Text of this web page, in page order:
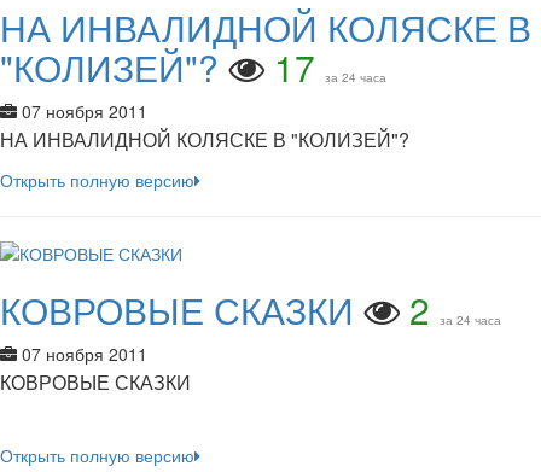
НА ИНВАЛИДНОЙ КОЛЯСКЕ В
"КОЛИЗЕЙ"? 17 за 24 часа
07 ноября 2011
НА ИНВАЛИДНОЙ КОЛЯСКЕ В "КОЛИЗЕЙ"?
Открыть полную версию
КОВРОВЫЕ СКАЗКИ 2 за 24 часа
07 ноября 2011
КОВРОВЫЕ СКАЗКИ
Открыть полную версию